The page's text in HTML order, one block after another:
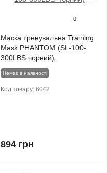
0
Маска тренувальна Training
Mask PHANTOM (SL-100-
300LBS чорний)
Немає в наявності
Код товару: 6042
894 грн